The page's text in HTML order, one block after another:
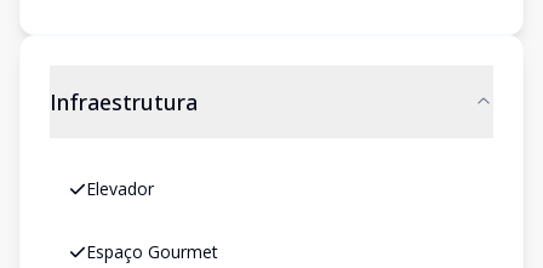
Infraestrutura
Elevador
Espaço Gourmet